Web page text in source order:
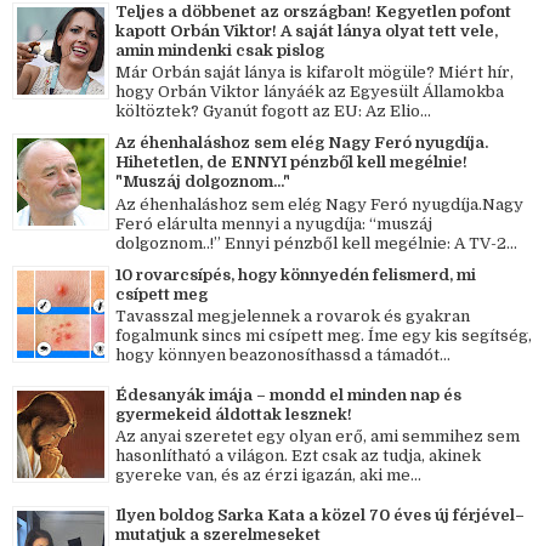
Teljes a döbbenet az országban! Kegyetlen pofont
kapott Orbán Viktor! A saját lánya olyat tett vele,
amin mindenki csak pislog
Már Orbán saját lánya is kifarolt mögüle? Miért hír,
hogy Orbán Viktor lányáék az Egyesült Államokba
költöztek? Gyanút fogott az EU: Az Elio...
Az éhenhaláshoz sem elég Nagy Feró nyugdíja.
Hihetetlen, de ENNYI pénzből kell megélnie!
"Muszáj dolgoznom..."
Az éhenhaláshoz sem elég Nagy Feró nyugdíja.Nagy
Feró elárulta mennyi a nyugdíja: “muszáj
dolgoznom..!” Ennyi pénzből kell megélnie: A TV-2...
10 rovarcsípés, hogy könnyedén felismerd, mi
csípett meg
Tavasszal megjelennek a rovarok és gyakran
fogalmunk sincs mi csípett meg. Íme egy kis segítség,
hogy könnyen beazonosíthassd a támadót...
Édesanyák imája – mondd el minden nap és
gyermekeid áldottak lesznek!
Az anyai szeretet egy olyan erő, ami semmihez sem
hasonlítható a világon. Ezt csak az tudja, akinek
gyereke van, és az érzi igazán, aki me...
Ilyen boldog Sarka Kata a közel 70 éves új férjével–
mutatjuk a szerelmeseket